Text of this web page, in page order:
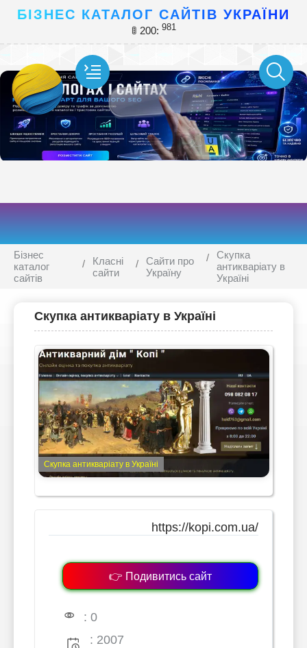
БІЗНЕС КАТАЛОГ САЙТІВ УКРАЇНИ
🚦 200: 981
Бізнес
каталог
сайтів
Класні
сайти
Сайти про
Україну
Скупка
антикваріату в
Україні
Скупка антикваріату в Україні
Скупка антикваріату в Україні
https://kopi.com.ua/
👉 Подивитись сайт
: 0
: 2007